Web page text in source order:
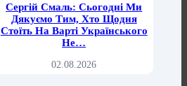
Сергій Смаль: Сьогодні Ми
Дякуємо Тим, Хто Щодня
Стоїть На Варті Українського
Не…
02.08.2026